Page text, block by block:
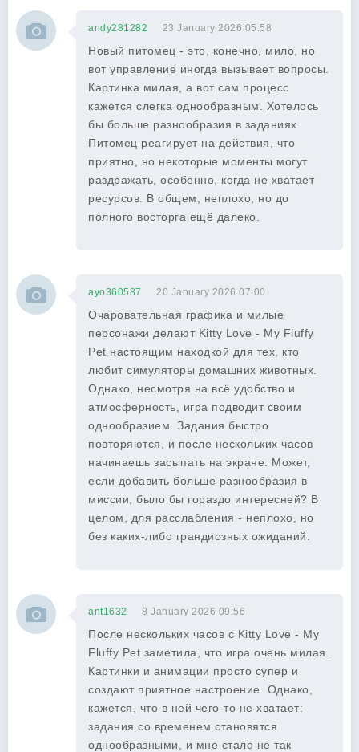
andy281282 23 January 2026 05:58
Новый питомец - это, конечно, мило, но
вот управление иногда вызывает вопросы.
Картинка милая, а вот сам процесс
кажется слегка однообразным. Хотелось
бы больше разнообразия в заданиях.
Питомец реагирует на действия, что
приятно, но некоторые моменты могут
раздражать, особенно, когда не хватает
ресурсов. В общем, неплохо, но до
полного восторга ещё далеко.
ayo360587 20 January 2026 07:00
Очаровательная графика и милые
персонажи делают Kitty Love - My Fluffy
Pet настоящим находкой для тех, кто
любит симуляторы домашних животных.
Однако, несмотря на всё удобство и
атмосферность, игра подводит своим
однообразием. Задания быстро
повторяются, и после нескольких часов
начинаешь засыпать на экране. Может,
если добавить больше разнообразия в
миссии, было бы гораздо интересней? В
целом, для расслабления - неплохо, но
без каких-либо грандиозных ожиданий.
ant1632 8 January 2026 09:56
После нескольких часов с Kitty Love - My
Fluffy Pet заметила, что игра очень милая.
Картинки и анимации просто супер и
создают приятное настроение. Однако,
кажется, что в ней чего-то не хватает:
задания со временем становятся
однообразными, и мне стало не так